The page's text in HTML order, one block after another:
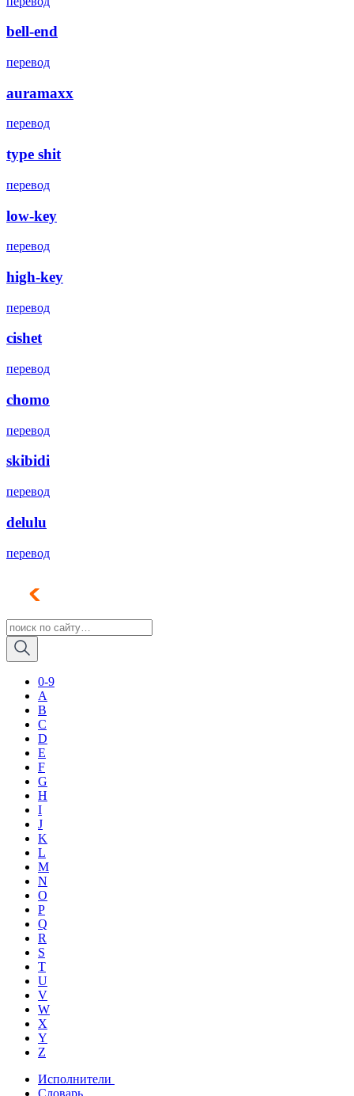
bell-end
перевод
auramaxx
перевод
type shit
перевод
low-key
перевод
high-key
перевод
cishet
перевод
chomo
перевод
skibidi
перевод
delulu
перевод
0-9
A
B
C
D
E
F
G
H
I
J
K
L
M
N
O
P
Q
R
S
T
U
V
W
X
Y
Z
Исполнители
Словарь